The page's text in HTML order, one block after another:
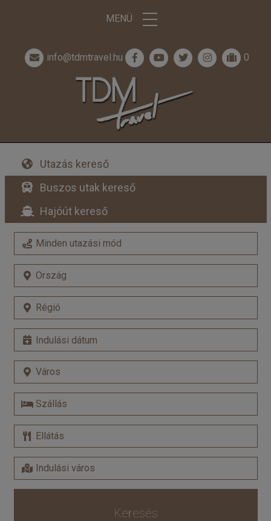
MENÜ
info@tdmtravel.hu 0
Utazás kereső
Buszos utak kereső
Hajóút kereső
Keresés